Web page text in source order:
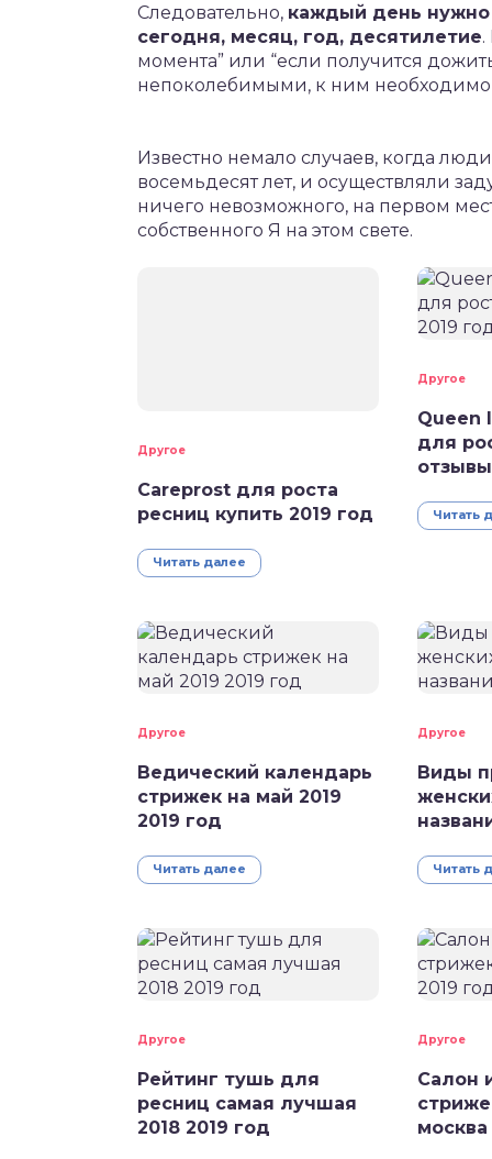
Следовательно, каждый день нужно
сегодня, месяц, год, десятилетие.
момента” или “если получится
непоколебимыми, к ним необходимо
Известно немало случаев, когда
восемьдесят лет, и осуществляли
ничего невозможного, на первом
собственного Я на этом свете.
Другое
Careprost для роста
ресниц купить 2019 год
Читать далее
Другое
Queen
для
Читать
Другое
Ведический календарь
стрижек на май 2019
2019 год
Читать далее
Другое
Виды
Читать
Другое
Рейтинг тушь для
ресниц самая лучшая
2018 2019 год
Другое
Салон
москва